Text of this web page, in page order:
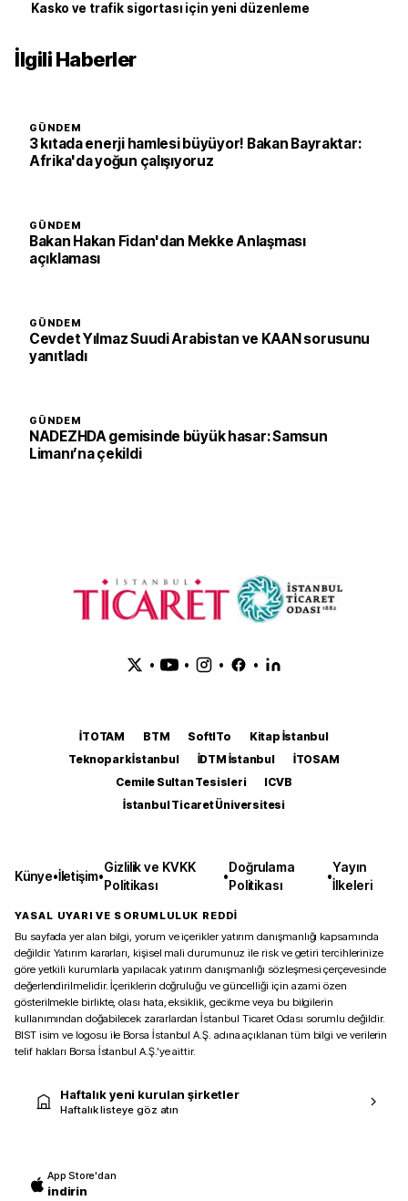
Kasko ve trafik sigortası için yeni düzenleme
İlgili Haberler
GÜNDEM
3 kıtada enerji hamlesi büyüyor! Bakan Bayraktar:
Afrika'da yoğun çalışıyoruz
GÜNDEM
Bakan Hakan Fidan'dan Mekke Anlaşması
açıklaması
GÜNDEM
Cevdet Yılmaz Suudi Arabistan ve KAAN sorusunu
yanıtladı
GÜNDEM
NADEZHDA gemisinde büyük hasar: Samsun
Limanı’na çekildi
• • • •
İTOTAM BTM SoftITo
Kitap İstanbul
Teknopark İstanbul
İDTM İstanbul
İTOSAM
Cemile Sultan Tesisleri
ICVB
İstanbul Ticaret Üniversitesi
Künye•İletişim•
Gizlilik ve KVKK
Politikası
•
Doğrulama
Politikası
•
Yayın
İlkeleri
YASAL UYARI VE SORUMLULUK REDDİ
Bu sayfada yer alan bilgi, yorum ve içerikler yatırım danışmanlığı kapsamında
değildir. Yatırım kararları, kişisel mali durumunuz ile risk ve getiri tercihlerinize
göre yetkili kurumlarla yapılacak yatırım danışmanlığı sözleşmesi çerçevesinde
değerlendirilmelidir. İçeriklerin doğruluğu ve güncelliği için azami özen
gösterilmekle birlikte, olası hata, eksiklik, gecikme veya bu bilgilerin
kullanımından doğabilecek zararlardan İstanbul Ticaret Odası sorumlu değildir.
BIST isim ve logosu ile Borsa İstanbul A.Ş. adına açıklanan tüm bilgi ve verilerin
telif hakları Borsa İstanbul A.Ş.’ye aittir.
Haftalık yeni kurulan şirketler
Haftalık listeye göz atın
App Store'dan
indirin